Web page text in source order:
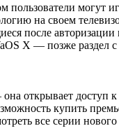
могут
на своем
после
X — позже раздел
доступ к
купить
все серии